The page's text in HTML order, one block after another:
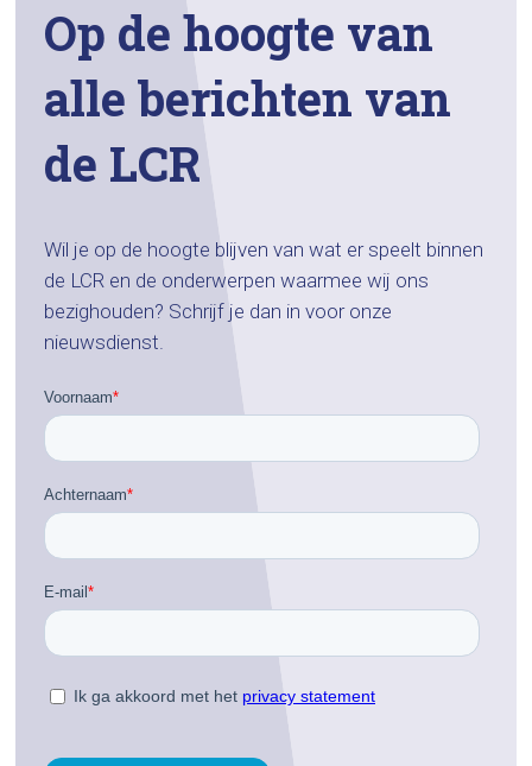
Op de hoogte van
alle berichten van
de LCR
Wil je op de hoogte blijven van wat er speelt binnen
de LCR en de onderwerpen waarmee wij ons
bezighouden? Schrijf je dan in voor onze
nieuwsdienst.